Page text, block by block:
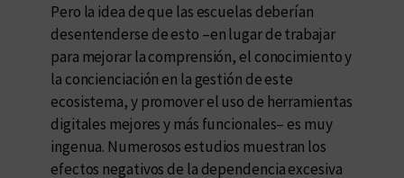
Pero la idea de que las escuelas deberían
desentenderse de esto –en lugar de trabajar
para mejorar la comprensión, el conocimiento y
la concienciación en la gestión de este
ecosistema, y promover el uso de herramientas
digitales mejores y más funcionales– es muy
ingenua. Numerosos estudios muestran los
efectos negativos de la dependencia excesiva